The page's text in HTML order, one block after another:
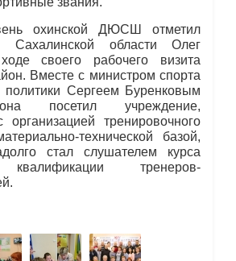
охинской ДЮСШ отметил
Сахалинской области Олег
своего рабочего визита
Вместе с министром спорта
Сергеем Буренковым
посетил учреждение,
организацией тренировочного
технической базой,
стал слушателем курса
тренеров-